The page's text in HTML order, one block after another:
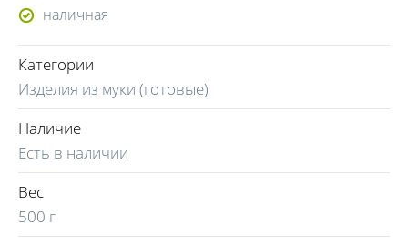
наличная
Категории
Изделия из муки (готовые)
Наличие
Есть в наличии
Вес
500 г